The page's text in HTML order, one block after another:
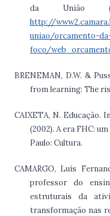
da União
http://
uniao/orcamento-
foco/
BRENEMAN, D.W. &
from learning: The
CAIXETA, N. Educação.
(2002). A era FHC:
Paulo: Cultura.
CAMARGO, Luís
professor do
estruturais da
transformação nas